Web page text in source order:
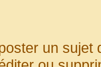
un sujet